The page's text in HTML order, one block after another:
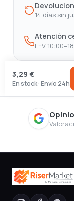
14 días sin
Atención
L–V
3,29 €
En stock · Envío 24h